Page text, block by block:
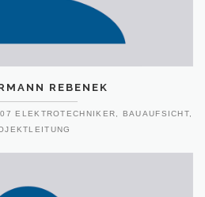
REBENEK
ELEKTROTECHNIKER, BAUAUFSICHT,